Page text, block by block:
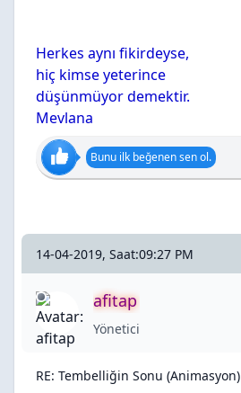
Herkes aynı fikirdeyse,
hiç kimse yeterince
düşünmüyor demektir.
Mevlana
Bunu ilk beğenen sen ol.
14-04-2019, Saat:09:27 PM
afitap
Yönetici
RE: Tembelliğin Sonu (Animasyon)